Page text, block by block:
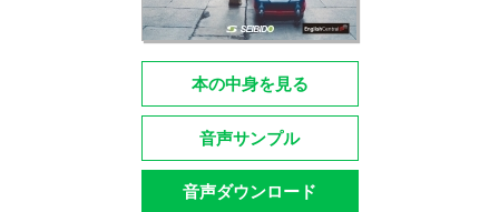
本の中身を見る
音声サンプル
音声ダウンロード